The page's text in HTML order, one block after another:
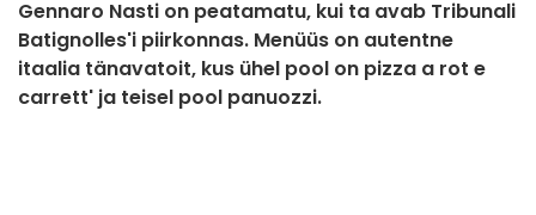
Gennaro Nasti on peatamatu, kui ta avab Tribunali
Batignolles'i piirkonnas. Menüüs on autentne
itaalia tänavatoit, kus ühel pool on pizza a rot e
carrett' ja teisel pool panuozzi.